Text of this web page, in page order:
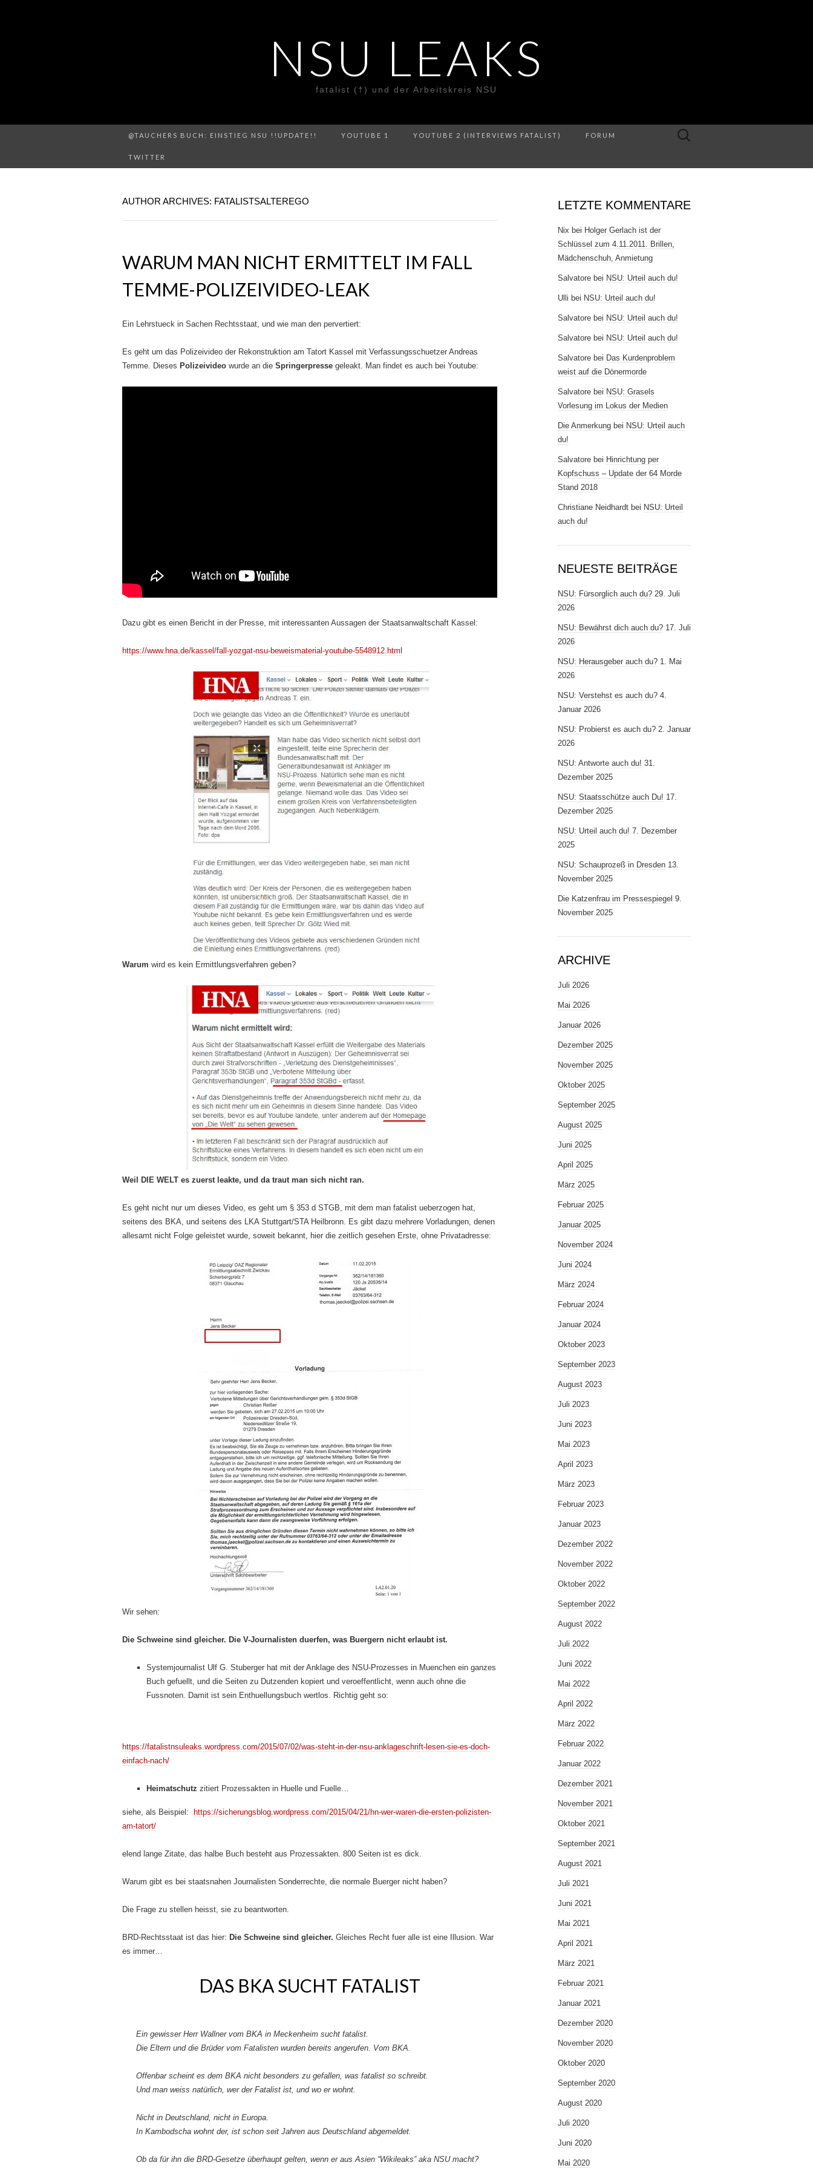
NSU LEAKS
fatalist (†) und der Arbeitskreis NSU
@TAUCHERS BUCH: EINSTIEG NSU !!UPDATE!! YOUTUBE 1 YOUTUBE 2 (INTERVIEWS FATALIST) FORUM
TWITTER
Suche
AUTHOR ARCHIVES: FATALISTSALTEREGO
WARUM MAN NICHT ERMITTELT IM FALL
TEMME-POLIZEIVIDEO-LEAK
Ein Lehrstueck in Sachen Rechtsstaat, und wie man den pervertiert:
Es geht um das Polizeivideo der Rekonstruktion am Tatort Kassel mit Verfassungsschuetzer Andreas
Temme. Dieses Polizeivideo wurde an die Springerpresse geleakt. Man findet es auch bei Youtube:
Dazu gibt es einen Bericht in der Presse, mit interessanten Aussagen der Staatsanwaltschaft Kassel:
https://www.hna.de/kassel/fall-yozgat-nsu-beweismaterial-youtube-5548912.html
Warum wird es kein Ermittlungsverfahren geben?
Weil DIE WELT es zuerst leakte, und da traut man sich nicht ran.
Es geht nicht nur um dieses Video, es geht um § 353 d STGB, mit dem man fatalist ueberzogen hat,
seitens des BKA, und seitens des LKA Stuttgart/STA Heilbronn. Es gibt dazu mehrere Vorladungen, denen
allesamt nicht Folge geleistet wurde, soweit bekannt, hier die zeitlich gesehen Erste, ohne Privatadresse:
Wir sehen:
Die Schweine sind gleicher. Die V-Journalisten duerfen, was Buergern nicht erlaubt ist.
Systemjournalist Ulf G. Stuberger hat mit der Anklage des NSU-Prozesses in Muenchen ein ganzes
Buch gefuellt, und die Seiten zu Dutzenden kopiert und veroeffentlicht, wenn auch ohne die
Fussnoten. Damit ist sein Enthuellungsbuch wertlos. Richtig geht so:
https://fatalistnsuleaks.wordpress.com/2015/07/02/was-steht-in-der-nsu-anklageschrift-lesen-sie-es-doch-
einfach-nach/
Heimatschutz zitiert Prozessakten in Huelle und Fuelle…
siehe, als Beispiel:
https://sicherungsblog.wordpress.com/2015/04/21/hn-wer-waren-die-ersten-polizisten-
am-tatort/
elend lange Zitate, das halbe Buch besteht aus Prozessakten. 800 Seiten ist es dick.
Warum gibt es bei staatsnahen Journalisten Sonderrechte, die normale Buerger nicht haben?
Die Frage zu stellen heisst, sie zu beantworten.
BRD-Rechtsstaat ist das hier: Die Schweine sind gleicher. Gleiches Recht fuer alle ist eine Illusion. War
es immer…
DAS BKA SUCHT FATALIST
Ein gewisser Herr Wallner vom BKA in Meckenheim sucht fatalist.
Die Eltern und die Brüder vom Fatalisten wurden bereits angerufen. Vom BKA.
Offenbar scheint es dem BKA nicht besonders zu gefallen, was fatalist so schreibt.
Und man weiss natürlich, wer der Fatalist ist, und wo er wohnt.
Nicht in Deutschland, nicht in Europa.
In Kambodscha wohnt der, ist schon seit Jahren aus Deutschland abgemeldet.
Ob da für ihn die BRD-Gesetze überhaupt gelten, wenn er aus Asien “Wikileaks” aka NSU macht?
LETZTE KOMMENTARE
Nix bei Holger Gerlach ist der
Schlüssel zum 4.11.2011. Brillen,
Mädchenschuh, Anmietung
Salvatore bei NSU: Urteil auch du!
Ulli bei NSU: Urteil auch du!
Salvatore bei NSU: Urteil auch du!
Salvatore bei NSU: Urteil auch du!
Salvatore bei Das Kurdenproblem
weist auf die Dönermorde
Salvatore bei NSU: Grasels
Vorlesung im Lokus der Medien
Die Anmerkung bei NSU: Urteil auch
du!
Salvatore bei Hinrichtung per
Kopfschuss – Update der 64 Morde
Stand 2018
Christiane Neidhardt bei NSU: Urteil
auch du!
NEUESTE BEITRÄGE
NSU: Fürsorglich auch du? 29. Juli
2026
NSU: Bewährst dich auch du? 17. Juli
2026
NSU: Herausgeber auch du? 1. Mai
2026
NSU: Verstehst es auch du? 4.
Januar 2026
NSU: Probierst es auch du? 2. Januar
2026
NSU: Antworte auch du! 31.
Dezember 2025
NSU: Staatsschütze auch Du! 17.
Dezember 2025
NSU: Urteil auch du! 7. Dezember
2025
NSU: Schauprozeß in Dresden 13.
November 2025
Die Katzenfrau im Pressespiegel 9.
November 2025
ARCHIVE
Juli 2026
Mai 2026
Januar 2026
Dezember 2025
November 2025
Oktober 2025
September 2025
August 2025
Juni 2025
April 2025
März 2025
Februar 2025
Januar 2025
November 2024
Juni 2024
März 2024
Februar 2024
Januar 2024
Oktober 2023
September 2023
August 2023
Juli 2023
Juni 2023
Mai 2023
April 2023
März 2023
Februar 2023
Januar 2023
Dezember 2022
November 2022
Oktober 2022
September 2022
August 2022
Juli 2022
Juni 2022
Mai 2022
April 2022
März 2022
Februar 2022
Januar 2022
Dezember 2021
November 2021
Oktober 2021
September 2021
August 2021
Juli 2021
Juni 2021
Mai 2021
April 2021
März 2021
Februar 2021
Januar 2021
Dezember 2020
November 2020
Oktober 2020
September 2020
August 2020
Juli 2020
Juni 2020
Mai 2020